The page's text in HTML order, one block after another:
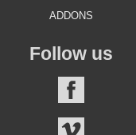
ADDONS
Follow us